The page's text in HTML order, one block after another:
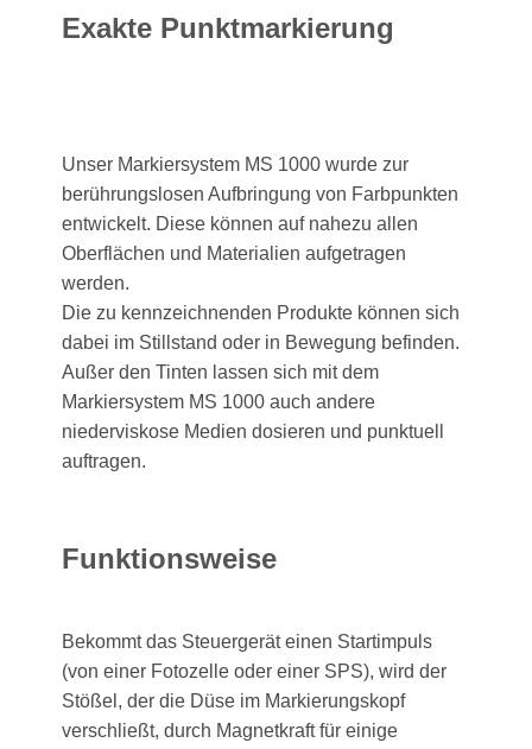
Exakte Punktmarkierung
Unser Markiersystem MS 1000 wurde zur
berührungslosen Aufbringung von Farbpunkten
entwickelt. Diese können auf nahezu allen
Oberflächen und Materialien aufgetragen
werden.
Die zu kennzeichnenden Produkte können sich
dabei im Stillstand oder in Bewegung befinden.
Außer den Tinten lassen sich mit dem
Markiersystem MS 1000 auch andere
niederviskose Medien dosieren und punktuell
auftragen.
Funktionsweise
Bekommt das Steuergerät einen Startimpuls
(von einer Fotozelle oder einer SPS), wird der
Stößel, der die Düse im Markierungskopf
verschließt, durch Magnetkraft für einige